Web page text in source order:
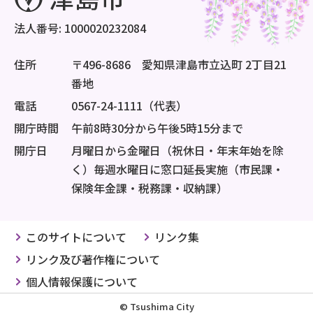
法人番号: 1000020232084
住所
〒496-8686 愛知県津島市立込町 2丁目21
番地
電話
0567-24-1111（代表）
開庁時間
午前8時30分から午後5時15分まで
開庁日
月曜日から金曜日（祝休日・年末年始を除
く）毎週水曜日に窓口延長実施（市民課・
保険年金課・税務課・収納課）
このサイトについて
リンク集
リンク及び著作権について
個人情報保護について
© Tsushima City